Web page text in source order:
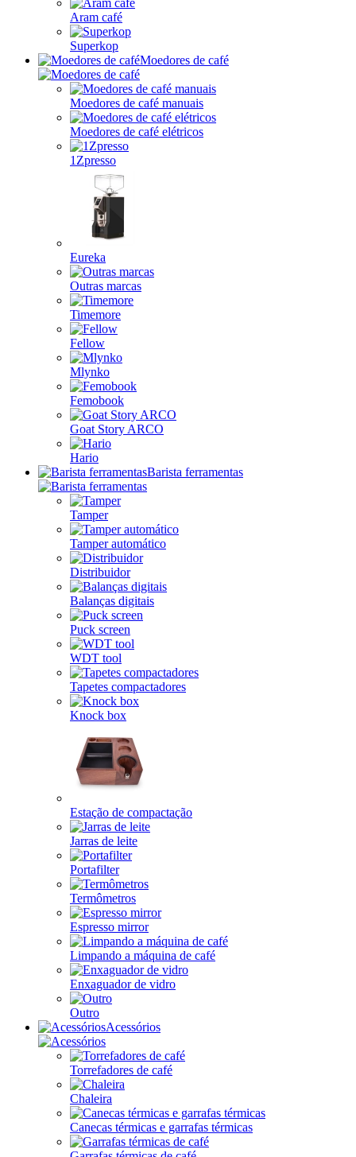
Aram café
Superkop
Moedores de café
Moedores de café manuais
Moedores de café elétricos
1Zpresso
Eureka
Outras marcas
Timemore
Fellow
Mlynko
Femobook
Goat Story ARCO
Hario
Barista ferramentas
Tamper
Tamper automático
Distribuidor
Balanças digitais
Puck screen
WDT tool
Tapetes compactadores
Knock box
Estação de compactação
Jarras de leite
Portafilter
Termômetros
Espresso mirror
Limpando a máquina de café
Enxaguador de vidro
Outro
Acessórios
Torrefadores de café
Chaleira
Canecas térmicas e garrafas térmicas